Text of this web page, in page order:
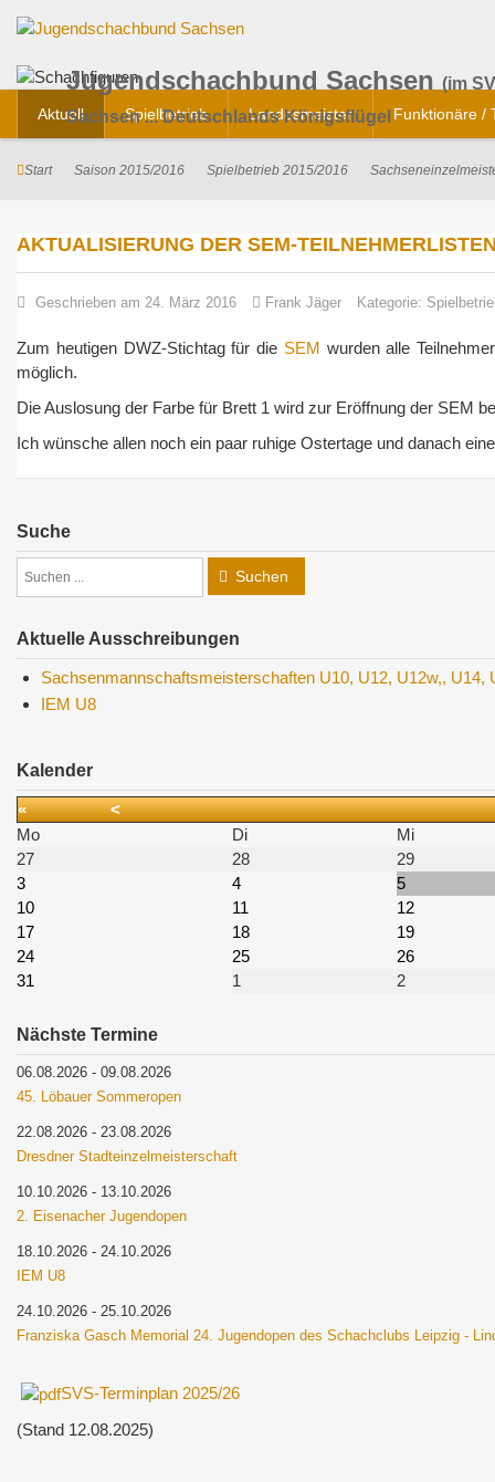
Jugendschachbund Sachsen (im
Sachsen ... Deutschlands Königsflügel
Aktuell Spielbetrieb Landesmeister Funktionäre /
Start Saison 2015/2016 Spielbetrieb 2015/2016
AKTUALISIERUNG DER SEM-
Geschrieben am 24. März 2016 Frank Jäger Kategorie:
Zum heutigen DWZ-Stichtag für die SEM wurden alle
möglich.
Die Auslosung der Farbe für Brett 1 wird zur Eröffnung der SEM
Ich wünsche allen noch ein paar ruhige Ostertage und danach
Suche
Suchen
Aktuelle Ausschreibungen
Sachsenmannschaftsmeisterschaften U10, U12, U12w,, U14,
IEM U8
Kalender
«
<
Mo
Di
Mi
27
28
29
3
4
5
10
11
12
17
18
19
24
25
26
31
1 2
Nächste Termine
06.08.2026 - 09.08.2026
45. Löbauer Sommeropen
22.08.2026 - 23.08.2026
Dresdner Stadteinzelmeisterschaft
10.10.2026 - 13.10.2026
2. Eisenacher Jugendopen
18.10.2026 - 24.10.2026
IEM U8
24.10.2026 - 25.10.2026
Franziska Gasch Memorial 24. Jugendopen des Schachclubs Leipzig -
SVS-Terminplan 2025/26
(Stand 12.08.2025)